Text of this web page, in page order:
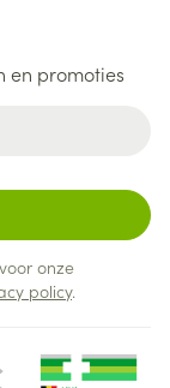
en promoties
onze
policy.